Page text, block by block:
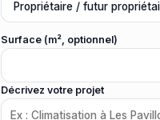
Surface (m², optionnel)
Décrivez votre projet